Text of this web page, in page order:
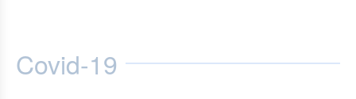
Covid-19